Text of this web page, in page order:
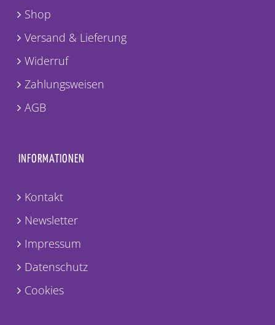
Shop
Versand & Lieferung
Widerruf
Zahlungsweisen
AGB
INFORMATIONEN
Kontakt
Newsletter
Impressum
Datenschutz
Cookies